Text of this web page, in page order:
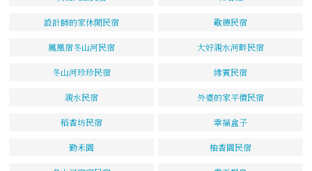
設計師的家休閒民宿 歌德民宿
鳳凰宿冬山河民宿 大好親水河畔民宿
冬山河珍珍民宿 緣賓民宿
親水民宿 外婆的家平價民宿
稻香坊民宿 幸福盒子
勤禾園 柚香園民宿